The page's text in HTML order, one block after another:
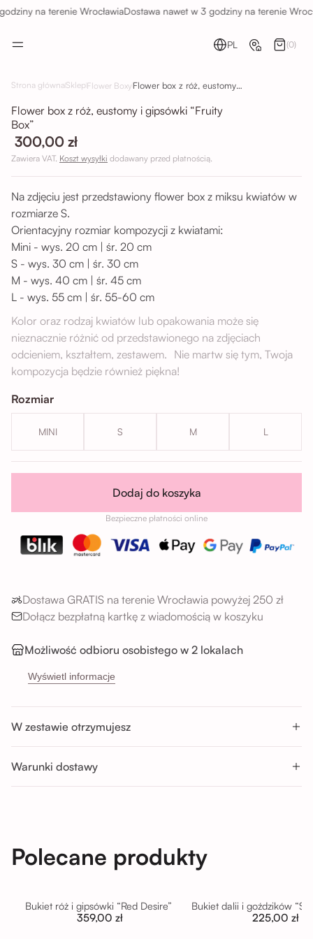
na terenie WrocławiaDostawa nawet w 3 godziny na terenie
PL (0)
Strona główna Sklep Flower Boxy Flower box z róż, eustomy i gipsówki “Fruity Box”
Flower box z róż, eustomy i gipsówki “Fruity
Box”
300,00 zł
Zawiera VAT. Koszt wysyłki dodawany przed płatnością.
Na zdjęciu jest przedstawiony flower box z miksu kwiatów w
rozmiarze S.
Orientacyjny rozmiar kompozycji z kwiatami:
Mini - wys. 20 cm | śr. 20 cm
S - wys. 30 cm | śr. 30 cm
M - wys. 40 cm | śr. 45 cm
L - wys. 55 cm | śr. 55-60 cm
Kolor oraz rodzaj kwiatów lub opakowania może się
nieznacznie różnić od przedstawionego na zdjęciach
odcieniem, kształtem, zestawem. Nie martw się tym, Twoja
kompozycja będzie również piękna!
Rozmiar
MINI S M L
Dodaj do koszyka
Bezpieczne płatności online
Dostawa GRATIS na terenie Wrocławia powyżej 250 zł
Dołącz bezpłatną kartkę z wiadomością w koszyku
Możliwość odbioru osobistego w 2 lokalach
Sikorskiego 5H, 53-659 Wrocław
Godziny odbioru:
Pon-Sob : 11:00 - 14:00; 14:00 - 17:00; 17:00 - 20:00
Nd : 11:00 - 14:00; 14:00 - 17:00
Wyświetl informacje
W zestawie otrzymujesz
Warunki dostawy
Polecane produkty
Bukiet róż i gipsówki “Red Desire”
359,00 zł
Bukiet dalii i goździków
225,00 zł